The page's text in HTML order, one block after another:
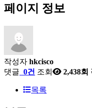
페이지 정보
작성자 hkcisco
댓글 0건 조회 2,438회
목록